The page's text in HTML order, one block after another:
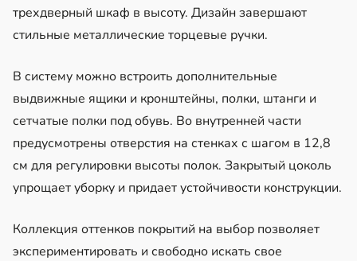
трехдверный шкаф в высоту. Дизайн завершают
стильные металлические торцевые ручки.
В систему можно встроить дополнительные
выдвижные ящики и кронштейны, полки, штанги и
сетчатые полки под обувь. Во внутренней части
предусмотрены отверстия на стенках с шагом в 12,8
см для регулировки высоты полок. Закрытый цоколь
упрощает уборку и придает устойчивости конструкции.
Коллекция оттенков покрытий на выбор позволяет
экспериментировать и свободно искать свое